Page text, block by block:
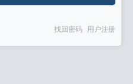
找回密码 用户注册